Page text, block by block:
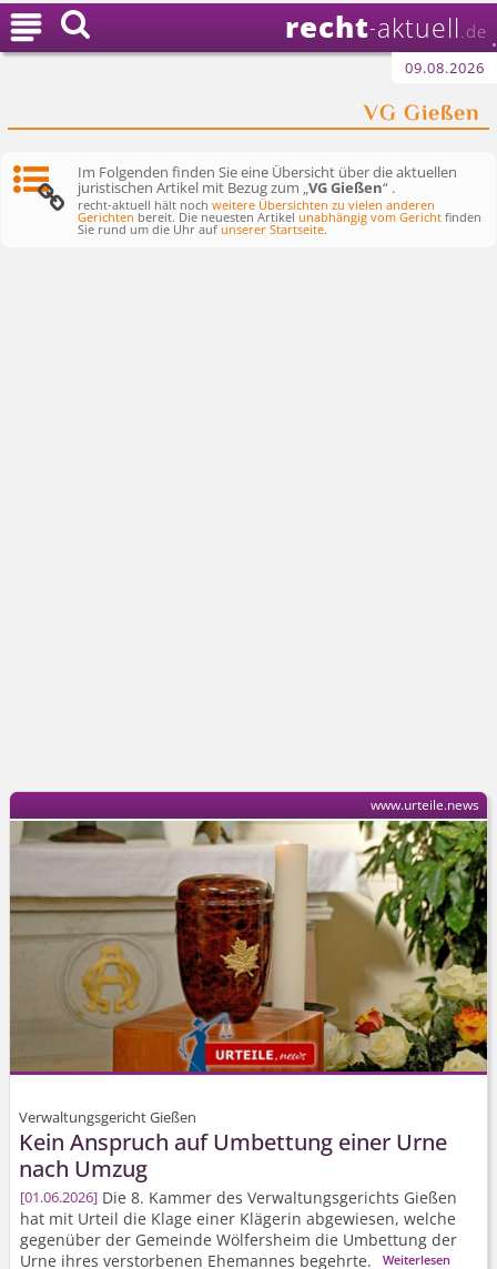
recht-aktuell .de
09.08.2026
VG Gießen

Im Folgenden finden Sie eine Übersicht über die aktuellen
juristischen Artikel mit Bezug zum „VG Gießen“ .
recht-aktuell hält nochweitere Übersichten zu vielen anderen
Gerichten bereit. Die neuesten Artikelunabhängig vom Gericht finden
Sie rund um die Uhr aufunserer Startseite.
Verwaltungsgericht Gießen
Kein Anspruch auf Umbettung einer Urne
nach Umzug
01.06.2026 Die 8. Kammer des Verwaltungsgerichts Gießen
hat mit Urteil die Klage einer Klägerin abgewiesen, welche
gegenüber der Gemeinde Wölfersheim die Umbettung der
Urne ihres verstorbenen Ehemannes begehrte.
Weiterlesen
www.urteile.news